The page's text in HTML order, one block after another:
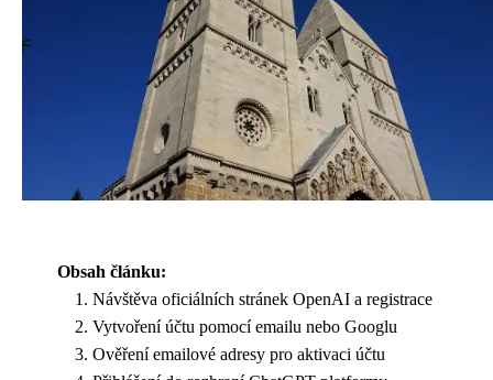
Obsah článku:
Návštěva oficiálních stránek OpenAI a registrace
Vytvoření účtu pomocí emailu nebo Googlu
Ověření emailové adresy pro aktivaci účtu